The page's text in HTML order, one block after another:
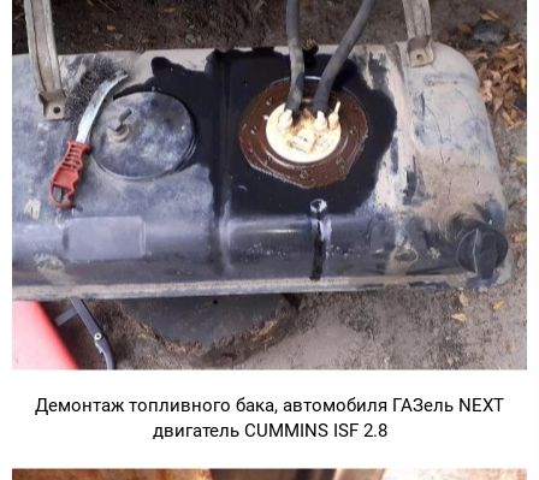
Демонтаж топливного бака, автомобиля ГАЗель NEXT
двигатель CUMMINS ISF 2.8